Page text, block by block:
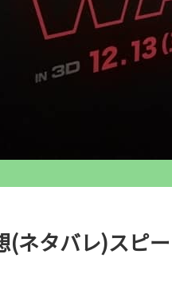
ネタバレ)スピ